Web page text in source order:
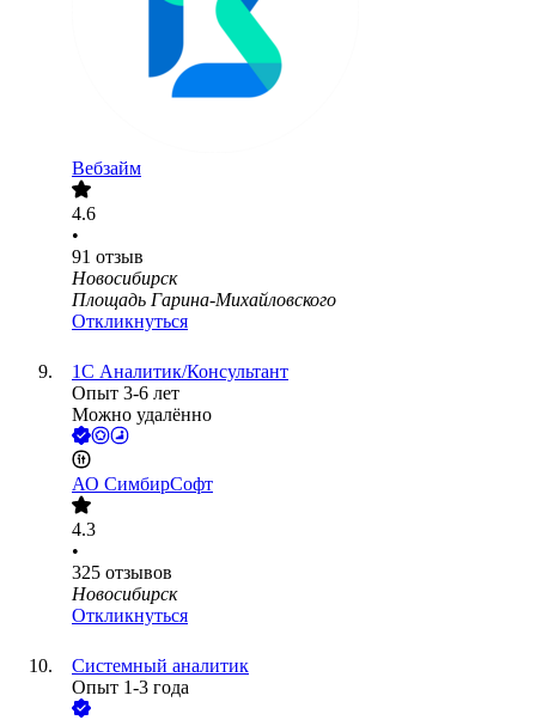
Вебзайм
4.6
•
91 отзыв
Новосибирск
Площадь Гарина-Михайловского
Откликнуться
1С Аналитик/Консультант
Опыт 3-6 лет
Можно удалённо
АО СимбирСофт
4.3
•
325 отзывов
Новосибирск
Откликнуться
Системный аналитик
Опыт 1-3 года